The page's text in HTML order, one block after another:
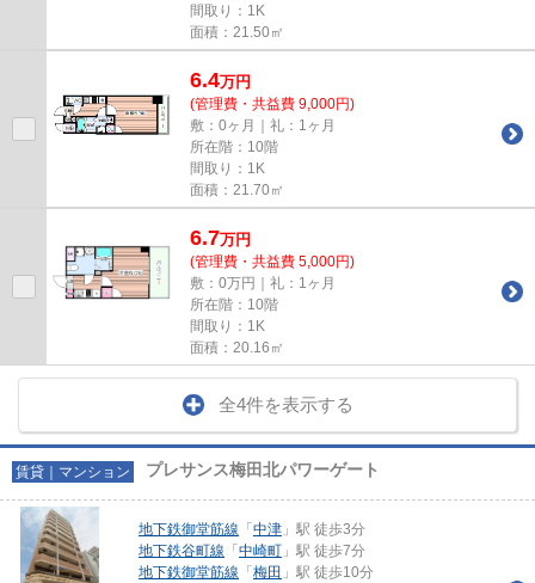
間取り：1K
面積：21.50㎡
6.4万円
(管理費・共益費 9,000円)
敷：0ヶ月｜礼：1ヶ月
所在階：10階
間取り：1K
面積：21.70㎡
6.7万円
(管理費・共益費 5,000円)
敷：0万円｜礼：1ヶ月
所在階：10階
間取り：1K
面積：20.16㎡
全4件を表示する
賃貸｜マンション プレサンス梅田北パワーゲート
地下鉄御堂筋線 「 中津 」駅 徒歩3分
地下鉄谷町線 「 中崎町 」駅 徒歩7分
地下鉄御堂筋線 「 梅田 」駅 徒歩10分